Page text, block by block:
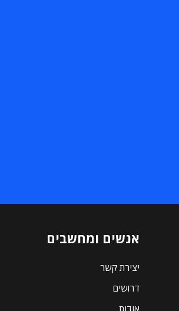
אנשים ומחשבים
יצירת קשר
דרושים